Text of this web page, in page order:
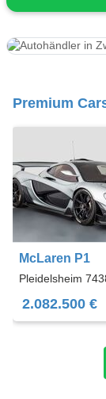
Premium
McLaren P1
Pleidelsheim
2.082.500 €